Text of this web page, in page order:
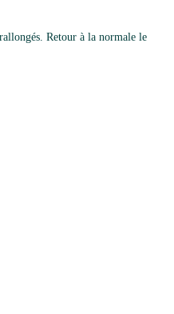
Retour à la normale le